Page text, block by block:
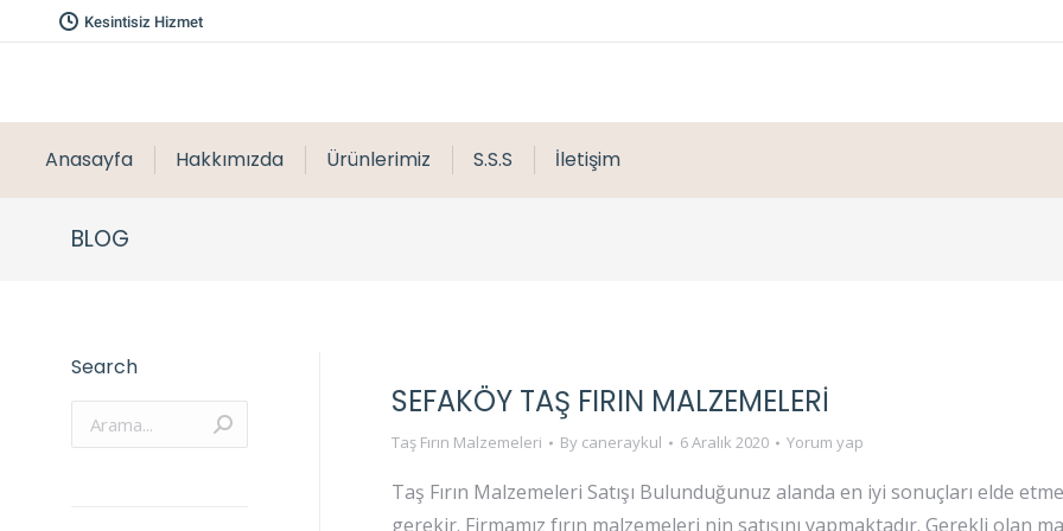
Kesintisiz Hizmet
Anasayfa Hakkımızda Ürünlerimiz S.S.S İletişim
BLOG
SEFAKÖY TAŞ FIRIN MALZEMELERI
Taş Fırın Malzemeleri By caneraykul 6 Aralık 2020 Yorum yap
Taş Fırın Malzemeleri Satışı Bulunduğunuz alanda en iyi sonuçları elde
gerekir. Firmamız fırın malzemeleri nin satışını yapmaktadır. Gerekli
Search
Arama: